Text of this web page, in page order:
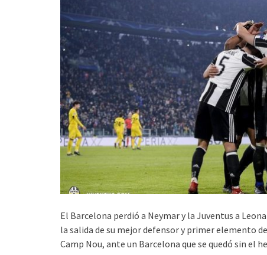
El Barcelona perdió a Neymar y la Juventus a
la salida de su mejor defensor y primer elemento
Camp Nou, ante un Barcelona que se quedó sin el